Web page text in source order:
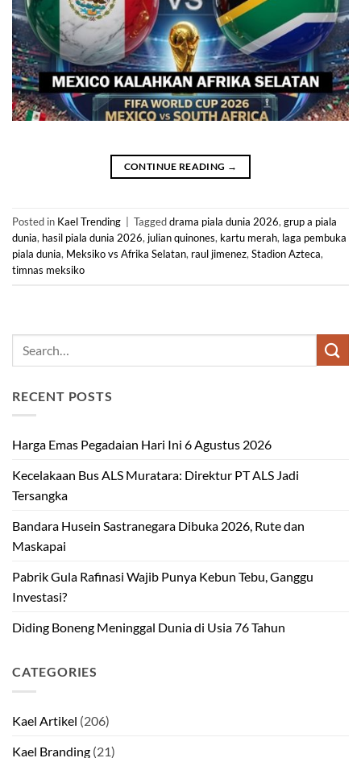
CONTINUE READING →
Posted in Kael Trending Taggeddrama piala dunia 2026, grup a piala
dunia, hasil piala dunia 2026, julian quinones, kartu merah, laga pembuka
piala dunia, Meksiko vs Afrika Selatan, raul jimenez, Stadion Azteca,
timnas meksiko
RECENT POSTS
Harga Emas Pegadaian Hari Ini 6 Agustus 2026
Kecelakaan Bus ALS Muratara: Direktur PT ALS Jadi
Tersangka
Bandara Husein Sastranegara Dibuka 2026, Rute dan
Maskapai
Pabrik Gula Rafinasi Wajib Punya Kebun Tebu, Ganggu
Investasi?
Diding Boneng Meninggal Dunia di Usia 76 Tahun
CATEGORIES
Kael Artikel (206)
Kael Branding (21)